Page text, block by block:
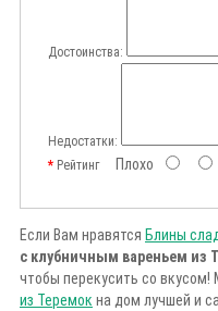
Достоинства:
Недостатки:
РейтингПлохо
Если Вам нравятся Блины
с клубничным вареньем из
чтобы перекусить со вкусом!
из Теремок на дом лучшей и